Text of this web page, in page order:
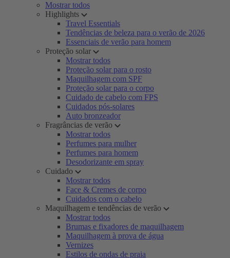
Mostrar todos
Highlights
Travel Essentials
Tendências de beleza para o verão de 2026
Essenciais de verão para homem
Proteção solar
Mostrar todos
Proteção solar para o rosto
Maquilhagem com SPF
Proteção solar para o corpo
Cuidado de cabelo com FPS
Cuidados pós-solares
Auto bronzeador
Fragrâncias de verão
Mostrar todos
Perfumes para mulher
Perfumes para homem
Desodorizante em spray
Cuidado
Mostrar todos
Face & Cremes de corpo
Cuidados com o cabelo
Maquilhagem e tendências de verão
Mostrar todos
Brumas e fixadores de maquilhagem
Maquilhagem à prova de água
Vernizes
Estilos de ondas de praia